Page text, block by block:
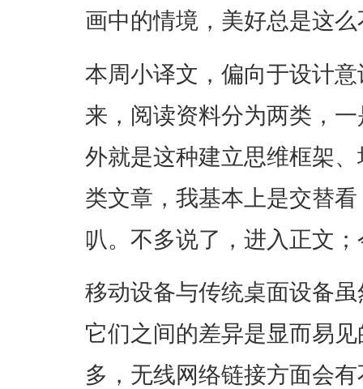
画中的情境，美好总是这
本周小译文，偏向于设计
来，阅读资料分为两类，
外就是这种建立思维框架
类文章，我基本上是交替
叭。不多说了，进入正文
移动设备与传统桌面设备
它们之间的差异是显而易
多，无线网络链接方面会